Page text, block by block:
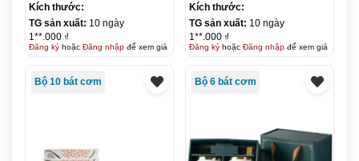
Kích thước:
TG sản xuất: 10 ngày
1**.000 ₫
Đăng kýhoặc Đăng nhậpđể xem giá
Kích thước:
TG sản xuất: 10 ngày
1**.000 ₫
Đăng kýhoặc Đăng nhậpđể xem giá
Bộ 10 bát cơm Bộ 6 bát cơm